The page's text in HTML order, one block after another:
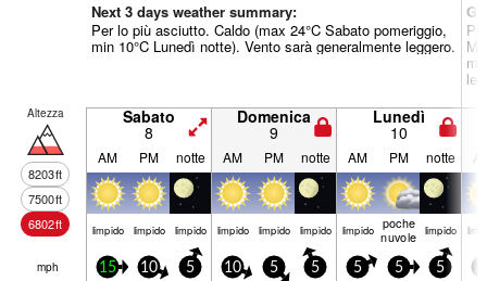
Next 3 days weather summary:
Per lo più asciutto. Caldo (max 24°C Sabato pomeriggio,
min 10°C Lunedì notte). Vento sarà generalmente leggero.
Altezza
8203ft
7500ft
6802ft
Sabato
8
Domenica
9
Lunedì
10
AM PM notte AM PM notte AM PM notte
limp­ido limp­ido limp­ido limp­ido limp­ido limp­ido limp­ido poche
nuvole limp­ido
mph 15 10 5 10 5 5 5 5 5